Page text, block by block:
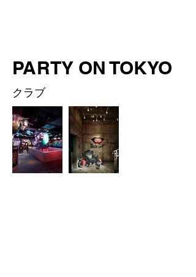
PARTY ON TOKYO
クラブ